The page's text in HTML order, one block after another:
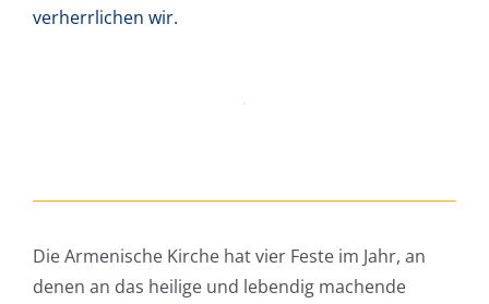
verherrlichen wir.
Die Armenische Kirche hat vier Feste im Jahr, an
denen an das heilige und lebendig machende